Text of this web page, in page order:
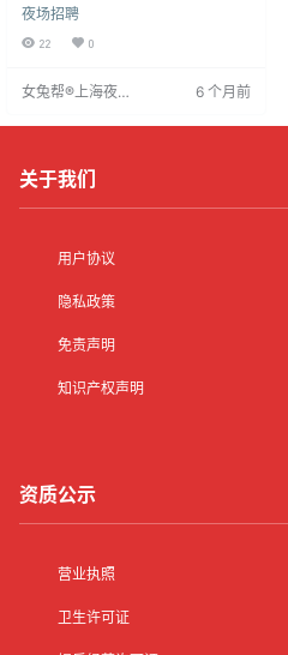
工装，环境时尚，团队专业。薪资1
0-15元起，当日结算，每日保底一
班，客源充足。提供精英培训，助
160cm以上，形象时尚，普通话标
倡导女性经济独立，重视心理健
夜场招聘
22 0
女兔帮®上海夜场
6 个月前
关于我们
用户协议
隐私政策
免责声明
知识产权声明
资质公示
营业执照
卫生许可证